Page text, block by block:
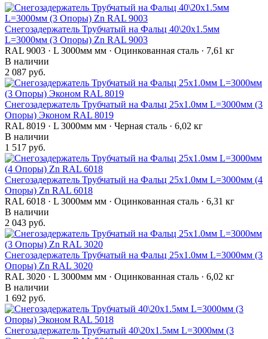
Снегозадержатель Трубчатый на Фальц 40\20х1.5мм
L=3000мм (3 Опоры) Zn RAL 9003
RAL 9003 · L 3000мм мм · Оцинкованная сталь · 7,61 кг
В наличии
2 087 руб.
Снегозадержатель Трубчатый на Фальц 25х1.0мм L=3000мм (3
Опоры) Эконом RAL 8019
RAL 8019 · L 3000мм мм · Черная сталь · 6,02 кг
В наличии
1 517 руб.
Снегозадержатель Трубчатый на Фальц 25х1.0мм L=3000мм (4
Опоры) Zn RAL 6018
RAL 6018 · L 3000мм мм · Оцинкованная сталь · 6,31 кг
В наличии
2 043 руб.
Снегозадержатель Трубчатый на Фальц 25х1.0мм L=3000мм (3
Опоры) Zn RAL 3020
RAL 3020 · L 3000мм мм · Оцинкованная сталь · 6,02 кг
В наличии
1 692 руб.
Снегозадержатель Трубчатый 40\20х1.5мм L=3000мм (3